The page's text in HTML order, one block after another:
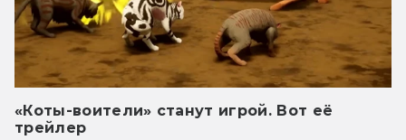
«Коты-воители» станут игрой. Вот её
трейлер